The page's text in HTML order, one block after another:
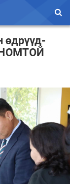
өдрүүд-